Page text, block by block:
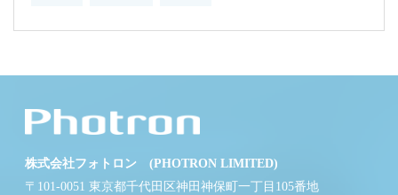
株式会社フォトロン (PHOTRON LIMITED)
〒101-0051 東京都千代田区神田神保町一丁目105番地